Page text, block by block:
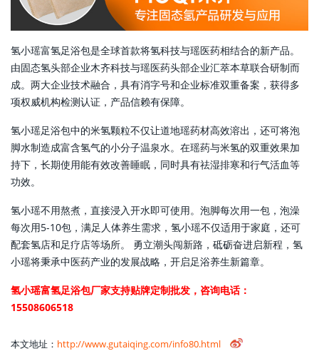
氢小瑶富氢足浴包是全球首款将氢科技与瑶医药相结合的新产品。
由固态氢头部企业木齐科技与瑶医药头部企业汇萃本草联合研制而
成。两大企业技术融合，具有消字号和企业标准双重备案，获得多
项权威机构检测认证，产品信赖有保障。
氢小瑶足浴包中的米氢颗粒不仅让道地瑶药材高效溶出，还可将泡
脚水制造成富含氢气的小分子温泉水。在瑶药与米氢的双重效果加
持下，长期使用能有效改善睡眠，同时具有祛湿排寒和行气活血等
功效。
氢小瑶不用熬煮，直接浸入开水即可使用。泡脚每次用一包，泡澡
每次用5-10包，满足人体养生需求，氢小瑶不仅适用于家庭，还可
配套氢店和足疗店等场所。 勇立潮头闯新路，砥砺奋进启新程，氢
小瑶将秉承中医药产业的发展战略，开启足浴养生新篇章。
氢小瑶富氢足浴包厂家支持贴牌定制批发，咨询电话：
15508606518
本文地址： http://www.gutaiqing.com/info80.html